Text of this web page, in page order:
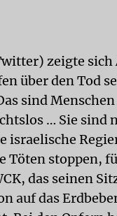
zeigte sich
über den Tod
sind Menschen
… Sie sind
israelische
Töten stoppen,
das seinen
auf das